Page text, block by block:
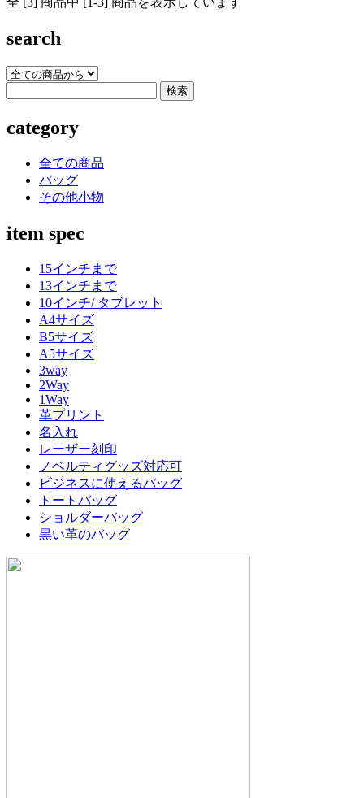
search
category
全ての商品
バッグ
その他小物
item spec
15インチまで
13インチまで
10インチ/ タブレット
A4サイズ
B5サイズ
A5サイズ
3way
2Way
1Way
革プリント
名入れ
レーザー刻印
ノベルティグッズ対応可
ビジネスに使えるバッグ
トートバッグ
ショルダーバッグ
黒い革のバッグ